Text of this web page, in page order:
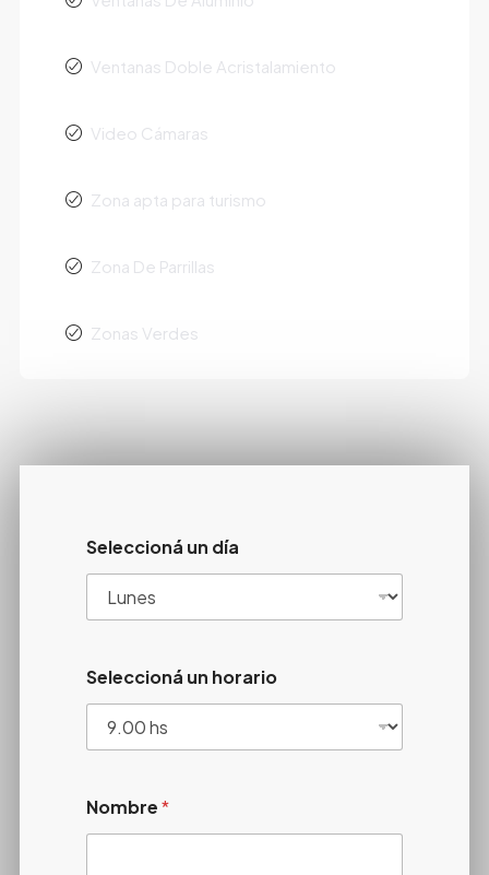
Ventanas Doble Acristalamiento
Video Cámaras
Zona apta para turismo
Zona De Parrillas
Zonas Verdes
Seleccioná un día
Seleccioná un horario
Nombre*